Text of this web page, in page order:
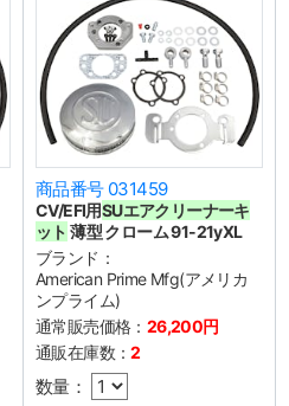
商品番号 031459
CV/EFI用SUエアクリーナーキ
ット 薄型 クローム 91-21yXL
ブランド：
American Prime Mfg(アメリカ
ンプライム)
通常販売価格： 26,200円
通販在庫数：2
数量：